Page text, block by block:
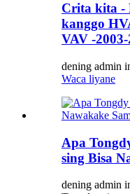
Crita kita -
kanggo
VAV -
dening admin
Waca liyane
Apa
sing Bisa
dening admin